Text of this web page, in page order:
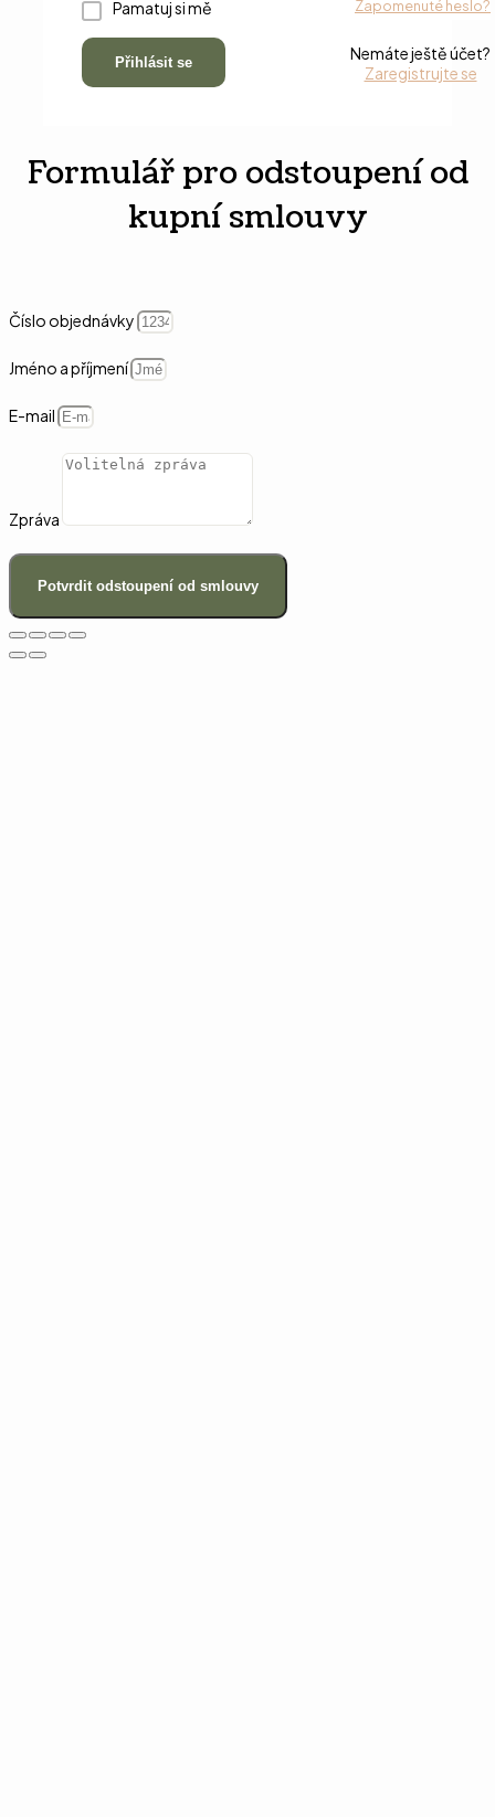
Pamatuj si mě Zapomenuté heslo?
Přihlásit se
Nemáte ještě účet?
Zaregistrujte se
Formulář pro odstoupení od
kupní smlouvy
Číslo objednávky
Jméno a příjmení
E-mail
Zpráva
Potvrdit odstoupení od smlouvy